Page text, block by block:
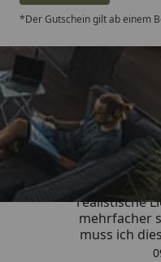
*Der Gutschein gilt ab einem
„Sehr gute
realistische
mehrfacher
muss ich
Kritik